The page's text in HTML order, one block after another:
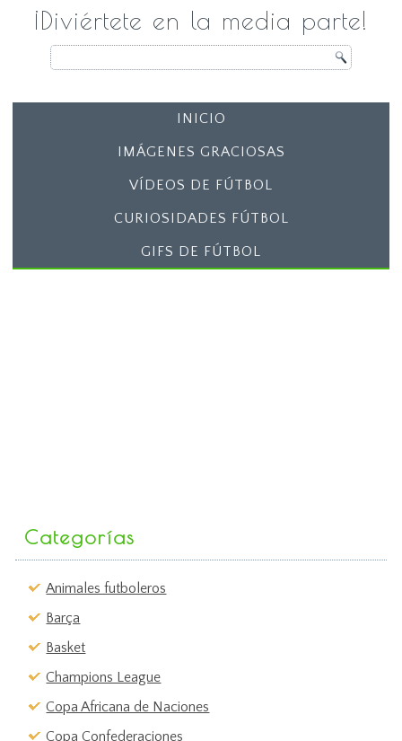
¡Diviértete en la media parte!
INICIO
IMÁGENES GRACIOSAS
VÍDEOS DE FÚTBOL
CURIOSIDADES FÚTBOL
GIFS DE FÚTBOL
Categorías
Animales futboleros
Barça
Basket
Champions League
Copa Africana de Naciones
Copa Confederaciones